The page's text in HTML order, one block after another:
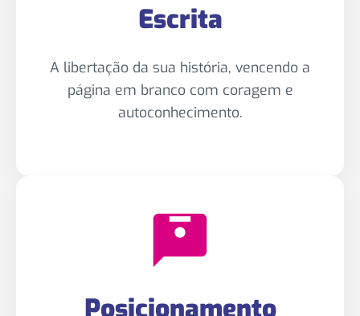
Escrita
A libertação da sua história, vencendo a
página em branco com coragem e
autoconhecimento.
Posicionamento